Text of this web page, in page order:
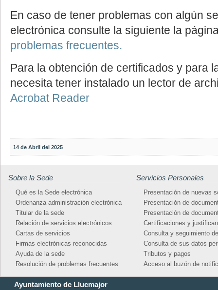
En caso de tener problemas con algún
electrónica consulte la siguiente la
problemas frecuentes.
Para la obtención de certificados y para
necesita tener instalado un lector de
Acrobat Reader
14 de Abril del 2025
Sobre la Sede
Qué es la Sede electrónica
Ordenanza administración electrónica
Titular de la sede
Relación de servicios electrónicos
Cartas de servicios
Firmas electrónicas reconocidas
Ayuda de la sede
Resolución de problemas frecuentes
Servicios Personales
Presentación de nuevas
Presentación de
Presentación de
Certificaciones y
Consulta y seguimiento
Consulta de sus datos
Tributos y pagos
Acceso al buzón de
Ayuntamiento de Llucmajor